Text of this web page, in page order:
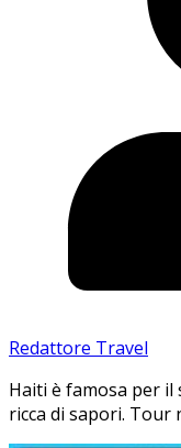
Redattore Travel
Haiti è famosa per il
ricca di sapori.